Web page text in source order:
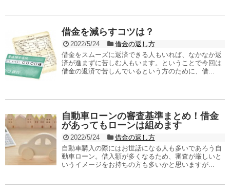
借金を減らすコツは？
2022/5/24
借金の返し方
借金をスムーズに返済できる人もいれば、なかなか返
済が進まずに苦しむ人もいます。ということで今回は
借金の返済で苦しんでいるという方のために、借...
自動車ローンの審査基準まとめ！借金
があってもローンは組めます
2022/5/24
借金の返し方
自動車購入の際にはお世話になる人も多いであろう自
動車ローン。借入額が多くなるため、審査が厳しいと
いうイメージをお持ちの方も多いかと思いますが...